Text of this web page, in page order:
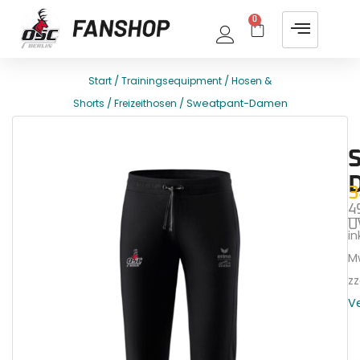
0
Start /Trainingsequipment /Hosen &
Shorts /Freizeithosen / Sweatpant-Damen